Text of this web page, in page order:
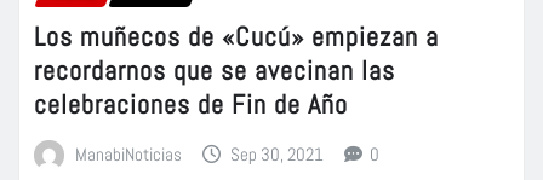
Los muñecos de «Cucú» empiezan a
recordarnos que se avecinan las
celebraciones de Fin de Año
ManabiNoticias Sep 30, 2021 0